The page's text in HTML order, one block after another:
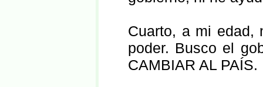
Cuarto, a mi edad,
poder. Busco el
CAMBIAR AL PAÍS.